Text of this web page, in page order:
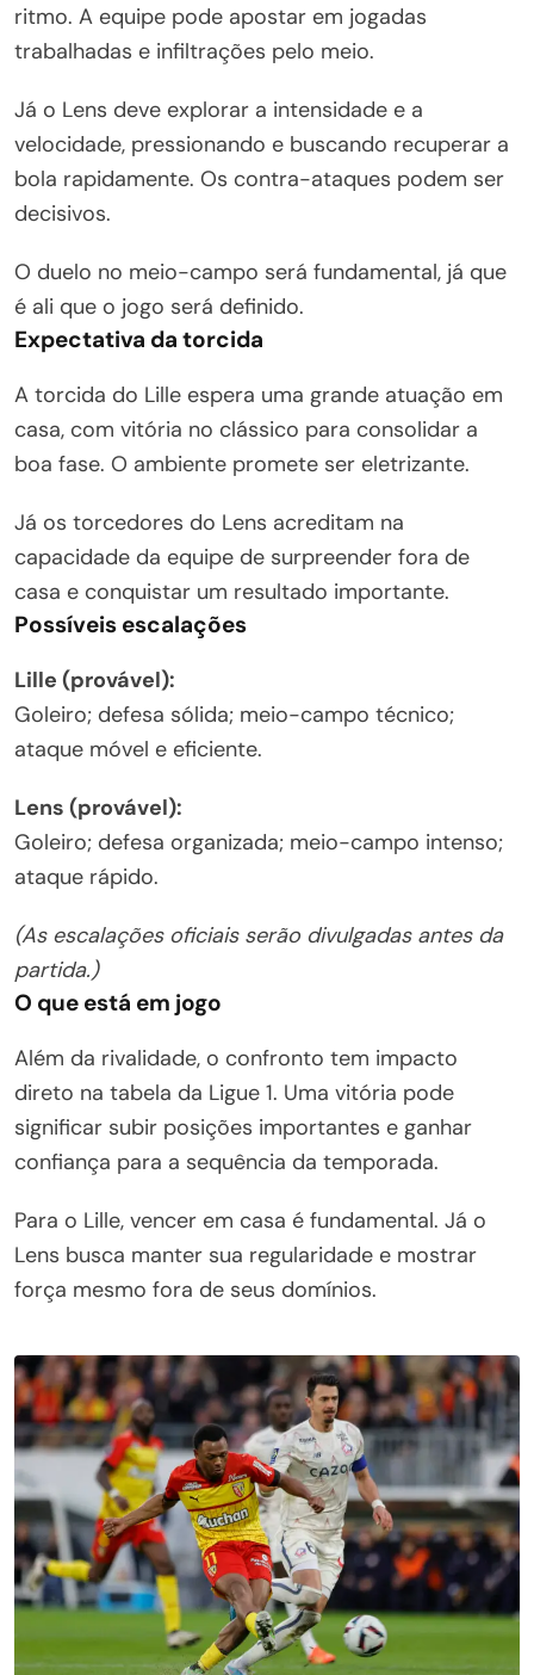
ritmo. A equipe pode apostar em jogadas
trabalhadas e infiltrações pelo meio.
Já o Lens deve explorar a intensidade e a
velocidade, pressionando e buscando recuperar a
bola rapidamente. Os contra-ataques podem ser
decisivos.
O duelo no meio-campo será fundamental, já que
é ali que o jogo será definido.
Expectativa da torcida
A torcida do Lille espera uma grande atuação em
casa, com vitória no clássico para consolidar a
boa fase. O ambiente promete ser eletrizante.
Já os torcedores do Lens acreditam na
capacidade da equipe de surpreender fora de
casa e conquistar um resultado importante.
Possíveis escalações
Lille (provável):
Goleiro; defesa sólida; meio-campo técnico;
ataque móvel e eficiente.
Lens (provável):
Goleiro; defesa organizada; meio-campo intenso;
ataque rápido.
(As escalações oficiais serão divulgadas antes da
partida.)
O que está em jogo
Além da rivalidade, o confronto tem impacto
direto na tabela da Ligue 1. Uma vitória pode
significar subir posições importantes e ganhar
confiança para a sequência da temporada.
Para o Lille, vencer em casa é fundamental. Já o
Lens busca manter sua regularidade e mostrar
força mesmo fora de seus domínios.